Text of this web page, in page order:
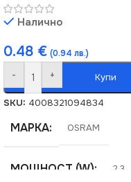
Налично
0.48 € (0.94 лв.)
- + Купи
SKU: 4008321094834
МАРКА OSRAM
МОЩНОСТ (W) 2.3